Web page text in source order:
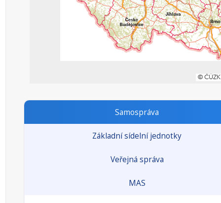
Samospráva
Základní sídelní jednotky
Veřejná správa
MAS